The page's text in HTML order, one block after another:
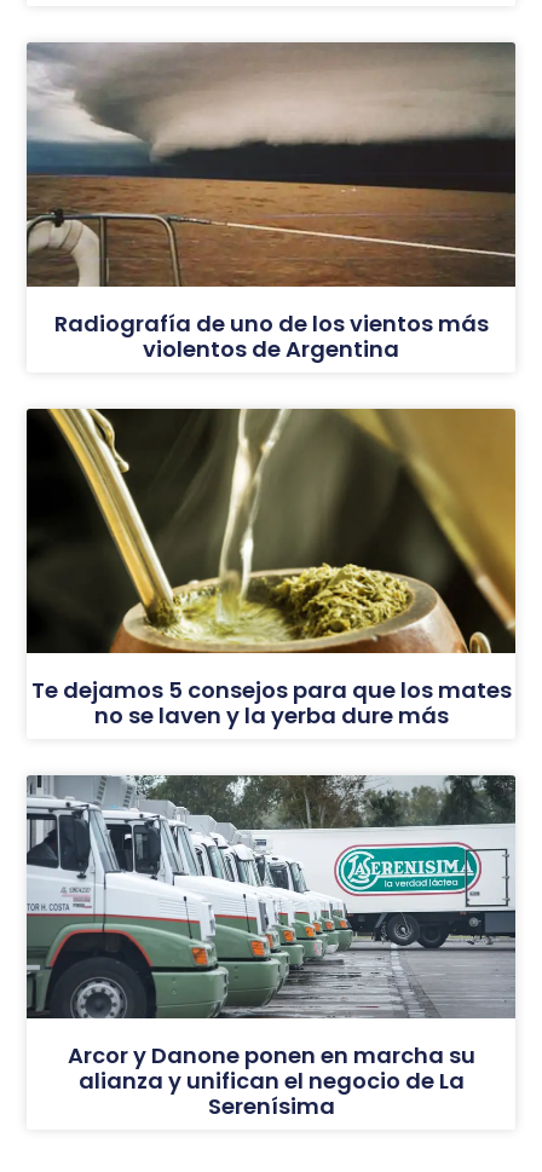
Radiografía de uno de los vientos más
violentos de Argentina
Te dejamos 5 consejos para que los mates
no se laven y la yerba dure más
Arcor y Danone ponen en marcha su
alianza y unifican el negocio de La
Serenísima